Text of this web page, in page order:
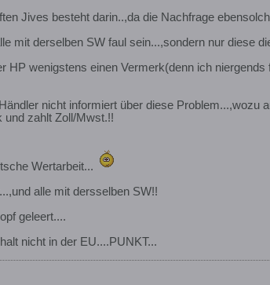
Jives besteht darin..,da die Nachfrage
mit derselben SW faul sein...,sondern nur diese
HP wenigstens einen Vermerk(denn ich
nicht informiert über diese
und zahlt Zoll/Mwst.!!
Wertarbeit...
alle mit dersselben SW!!
geleert....
nicht in der EU....PUNKT...